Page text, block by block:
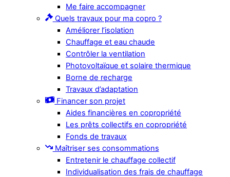
Me faire accompagner
Quels travaux pour ma copro ?
Améliorer l’isolation
Chauffage et eau chaude
Contrôler la ventilation
Photovoltaïque et solaire thermique
Borne de recharge
Travaux d’adaptation
Financer son projet
Aides financières en copropriété
Les prêts collectifs en copropriété
Fonds de travaux
Maîtriser ses consommations
Entretenir le chauffage collectif
Individualisation des frais de chauffage